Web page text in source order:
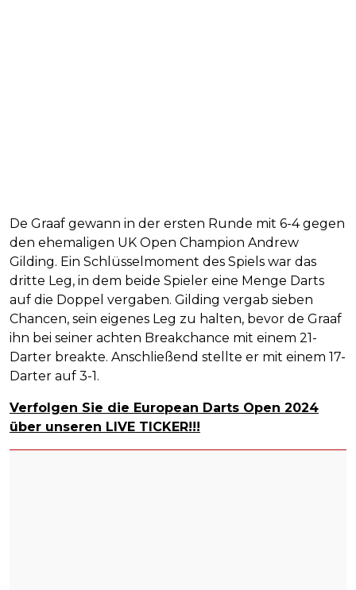
De Graaf gewann in der ersten Runde mit 6-4 gegen
den ehemaligen UK Open Champion Andrew
Gilding. Ein Schlüsselmoment des Spiels war das
dritte Leg, in dem beide Spieler eine Menge Darts
auf die Doppel vergaben. Gilding vergab sieben
Chancen, sein eigenes Leg zu halten, bevor de Graaf
ihn bei seiner achten Breakchance mit einem 21-
Darter breakte. Anschließend stellte er mit einem 17-
Darter auf 3-1.
Verfolgen Sie die European Darts Open 2024
über unseren LIVE TICKER!!!